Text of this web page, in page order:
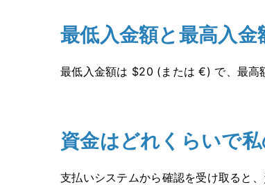
最低入金額と最高入
最低入金額は $20 (または €) で、最高
資金はどれくらいで
支払いシステムから確認を受け取ると